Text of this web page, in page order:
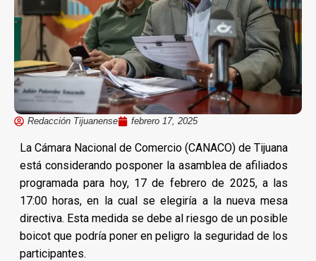
Redacción Tijuanense febrero 17, 2025
La Cámara Nacional de Comercio (CANACO) de Tijuana
está considerando posponer la asamblea de afiliados
programada para hoy, 17 de febrero de 2025, a las
17:00 horas, en la cual se elegiría a la nueva mesa
directiva. Esta medida se debe al riesgo de un posible
boicot que podría poner en peligro la seguridad de los
participantes.